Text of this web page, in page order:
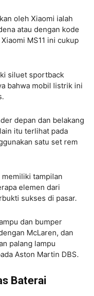
oleh Xiaomi ialah
atau dengan kode
MS11 ini cukup
siluet sportback
bahwa mobil listrik ini
depan dan belakang
itu terlihat pada
satu set rem
tampilan
elemen dari
sukses di pasar.
dan bumper
McLaren, dan
palang lampu
Aston Martin DBS.
Baterai